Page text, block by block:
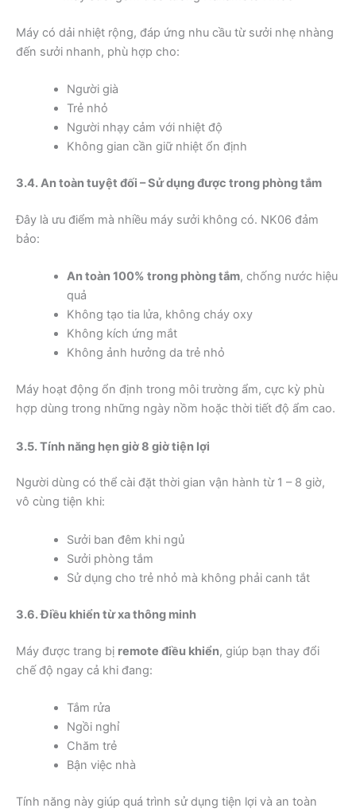
Máy có dải nhiệt rộng, đáp ứng nhu cầu từ sưởi nhẹ nhàng
đến sưởi nhanh, phù hợp cho:
Người già
Trẻ nhỏ
Người nhạy cảm với nhiệt độ
Không gian cần giữ nhiệt ổn định
3.4. An toàn tuyệt đối – Sử dụng được trong phòng tắm
Đây là ưu điểm mà nhiều máy sưởi không có. NK06 đảm
bảo:
An toàn 100% trong phòng tắm, chống nước hiệu
quả
Không tạo tia lửa, không cháy oxy
Không kích ứng mắt
Không ảnh hưởng da trẻ nhỏ
Máy hoạt động ổn định trong môi trường ẩm, cực kỳ phù
hợp dùng trong những ngày nồm hoặc thời tiết độ ẩm cao.
3.5. Tính năng hẹn giờ 8 giờ tiện lợi
Người dùng có thể cài đặt thời gian vận hành từ 1 – 8 giờ,
vô cùng tiện khi:
Sưởi ban đêm khi ngủ
Sưởi phòng tắm
Sử dụng cho trẻ nhỏ mà không phải canh tắt
3.6. Điều khiển từ xa thông minh
Máy được trang bị remote điều khiển, giúp bạn thay đổi
chế độ ngay cả khi đang:
Tắm rửa
Ngồi nghỉ
Chăm trẻ
Bận việc nhà
Tính năng này giúp quá trình sử dụng tiện lợi và an toàn